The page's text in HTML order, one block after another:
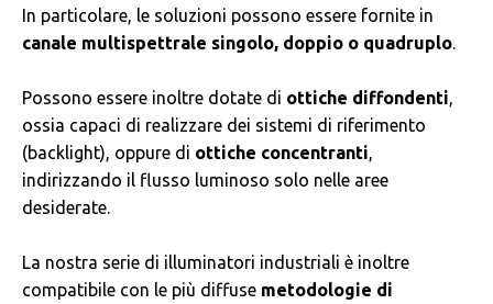
In particolare, le soluzioni possono essere fornite in
canale multispettrale singolo, doppio o quadruplo.
Possono essere inoltre dotate di ottiche diffondenti,
ossia capaci di realizzare dei sistemi di riferimento
(backlight), oppure di ottiche concentranti,
indirizzando il flusso luminoso solo nelle aree
desiderate.
La nostra serie di illuminatori industriali è inoltre
compatibile con le più diffuse metodologie di